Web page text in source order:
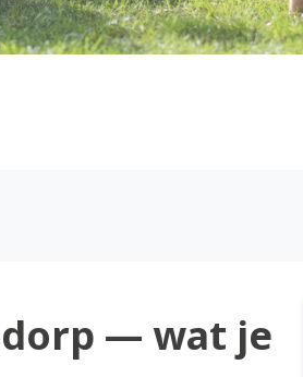
— wat je